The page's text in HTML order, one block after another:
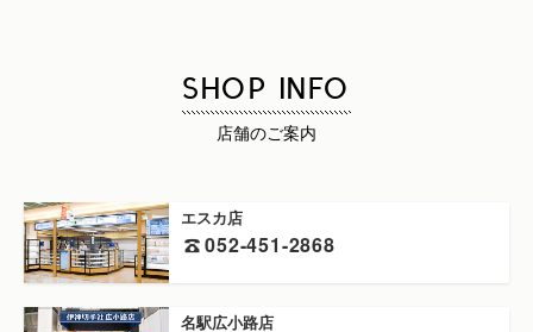
SHOP INFO
店舗のご案内
エスカ店
052-451-2868
名駅広小路店